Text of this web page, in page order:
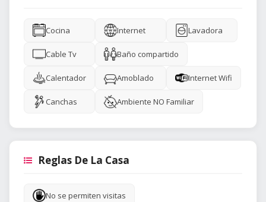
Cocina Internet Lavadora
Cable Tv Baño compartido
Calentador Amoblado Internet Wifi
Canchas Ambiente NO Familiar
Reglas De La Casa
No se permiten visitas